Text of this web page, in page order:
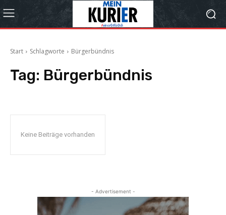
Start Schlagworte Bürgerbündnis
Tag: Bürgerbündnis
Keine Beiträge vorhanden
- Advertisement -